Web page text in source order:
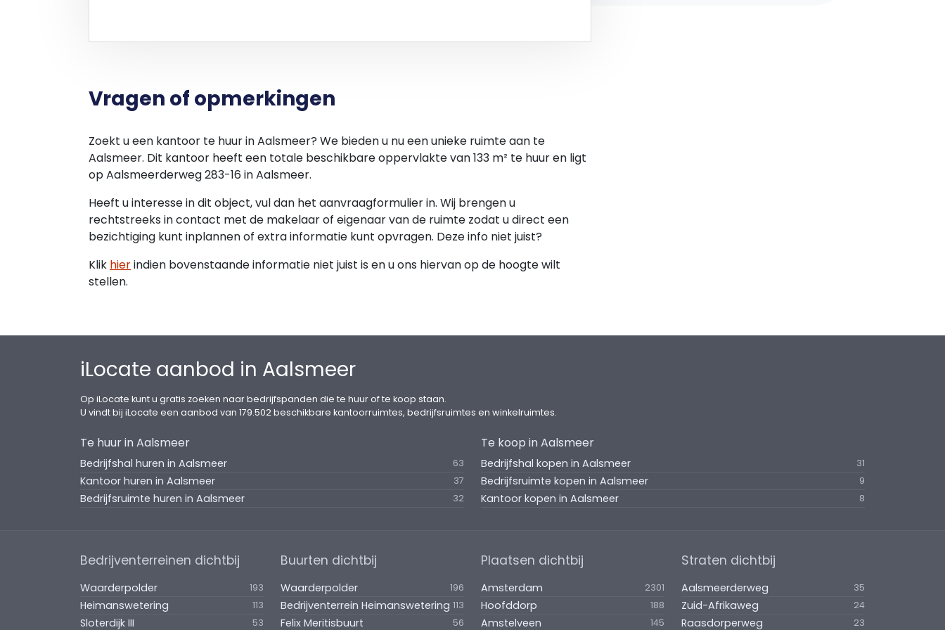
garantie en er kunnen geen rechten aan worden ontleend.
Deze informatie is door ons met de nodige zorgvuldigheid samengesteld. Onzerzijds wordt
echter geen enkele aansprakelijkheid aanvaard voor enige onvolledigheid, onjuistheid of
indicatief.
Vragen of opmerkingen
Zoekt u een kantoor te huur in Aalsmeer? We bieden u nu een unieke ruimte aan te
Aalsmeer. Dit kantoor heeft een totale beschikbare oppervlakte van 133 m² te huur en ligt
op Aalsmeerderweg 283-16 in Aalsmeer.
Heeft u interesse in dit object, vul dan het aanvraagformulier in. Wij brengen u
rechtstreeks in contact met de makelaar of eigenaar van de ruimte zodat u direct een
bezichtiging kunt inplannen of extra informatie kunt opvragen. Deze info niet juist?
Klik hierindien bovenstaande informatie niet juist is en u ons hiervan op de hoogte wilt
stellen.
iLocate aanbod in Aalsmeer
Op iLocate kunt u gratis zoeken naar bedrijfspanden die te huur of te koop staan.
U vindt bij iLocate een aanbod van 179.502 beschikbare kantoorruimtes, bedrijfsruimtes en winkelruimtes.
Te huur in Aalsmeer
Bedrijfshal huren in Aalsmeer 63
Kantoor huren in Aalsmeer 37
Bedrijfsruimte huren in Aalsmeer 32
Te koop in Aalsmeer
Bedrijfshal kopen in Aalsmeer 31
Bedrijfsruimte kopen in Aalsmeer 9
Kantoor kopen in Aalsmeer 8
Bedrijventerreinen dichtbij
Waarderpolder 193
Heimanswetering 113
Sloterdijk III 53
Buurten dichtbij
Waarderpolder 196
Bedrijventerrein Heimanswetering 113
Felix Meritisbuurt 56
Plaatsen dichtbij
Amsterdam 2301
Hoofddorp 188
Amstelveen 145
Straten dichtbij
Aalsmeerderweg 35
Zuid-Afrikaweg 24
Raasdorperweg 23